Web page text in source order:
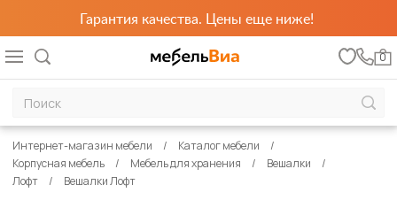
Гарантия качества. Цены еще ниже!
0
Интернет-магазин мебели
Каталог мебели
Корпусная мебель
Мебель для хранения
Вешалки
Лофт
Вешалки Лофт